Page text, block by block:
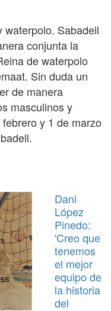
waterpolo. Sabadell
conjunta la
de waterpolo
Sin duda un
de manera
masculinos y
y 1 de marzo
Dani
López
Pinedo:
'Creo que
tenemos
el mejor
equipo de
la historia
del